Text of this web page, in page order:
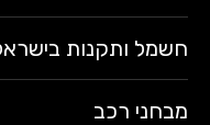
חשמל ותקנות
מבחני רכב